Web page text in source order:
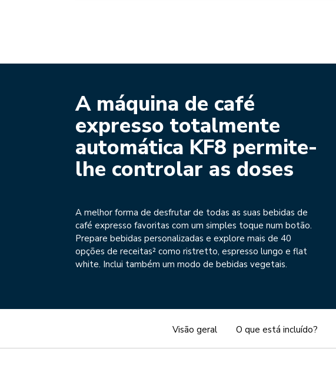
A máquina de café
expresso totalmente
automática KF8 permite-
lhe controlar as doses
A melhor forma de desfrutar de todas as suas bebidas de
café expresso favoritas com um simples toque num botão.
Prepare bebidas personalizadas e explore mais de 40
opções de receitas² como ristretto, espresso lungo e flat
white. Inclui também um modo de bebidas vegetais.
Visão geral O que está incluído?